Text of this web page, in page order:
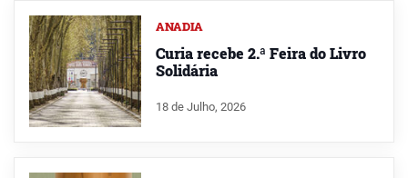
ANADIA
Curia recebe 2.ª Feira do Livro
Solidária
18 de Julho, 2026